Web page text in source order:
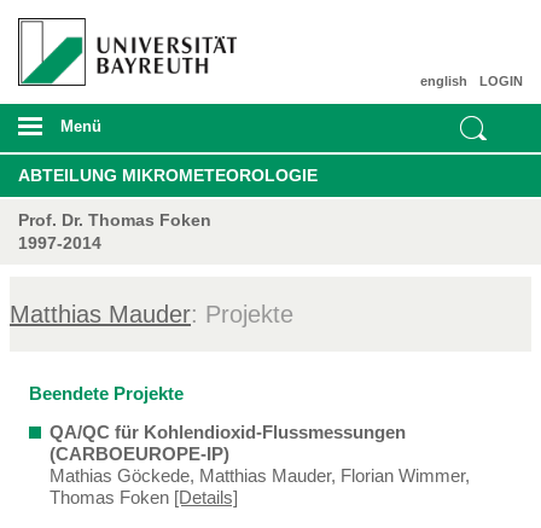
LOGIN
english
Menü
ABTEILUNG MIKROMETEOROLOGIE
Prof. Dr. Thomas Foken
1997-2014
Matthias Mauder: Projekte
Beendete Projekte
QA/QC für Kohlendioxid-Flussmessungen
(CARBOEUROPE-IP)
Mathias Göckede, Matthias Mauder, Florian Wimmer,
Thomas Foken [Details]